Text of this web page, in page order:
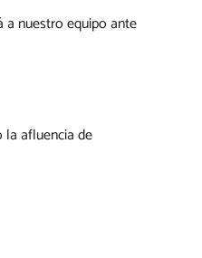
a nuestro equipo ante
la afluencia de